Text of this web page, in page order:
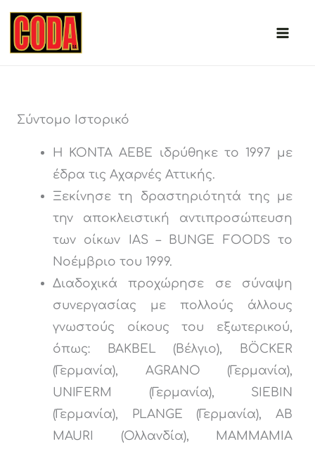
Μετάβαση
στο
περιεχόμενο
Σύντομο Ιστορικό
Η ΚΟΝΤΑ ΑΕΒΕ ιδρύθηκε το 1997 με
έδρα τις Αχαρνές Αττικής.
Ξεκίνησε τη δραστηριότητά της με
την αποκλειστική αντιπροσώπευση
των οίκων IAS – BUNGE FOODS το
Νοέμβριο του 1999.
Διαδοχικά προχώρησε σε σύναψη
συνεργασίας με πολλούς άλλους
γνωστούς οίκους του εξωτερικού,
όπως: BAKBEL (Βέλγιο), BÖCKER
(Γερμανία), AGRANO (Γερμανία),
UNIFERM (Γερμανία), SIEBIN
(Γερμανία), PLANGE (Γερμανία), AB
MAURI (Ολλανδία), MAMMAMIA